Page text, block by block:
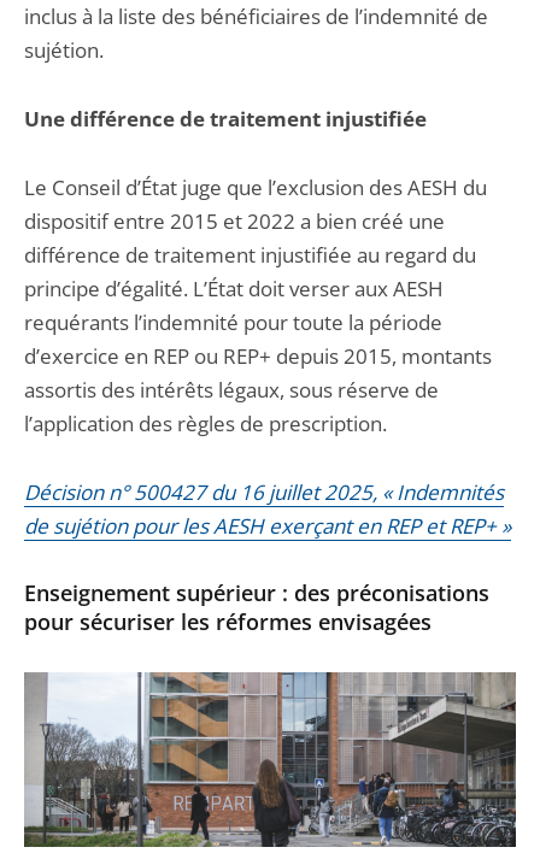
inclus à la liste des bénéficiaires de l’indemnité de
sujétion.
Une différence de traitement injustifiée
Le Conseil d’État juge que l’exclusion des AESH du
dispositif entre 2015 et 2022 a bien créé une
différence de traitement injustifiée au regard du
principe d’égalité. L’État doit verser aux AESH
requérants l’indemnité pour toute la période
d’exercice en REP ou REP+ depuis 2015, montants
assortis des intérêts légaux, sous réserve de
l’application des règles de prescription.
Décision n° 500427 du 16 juillet 2025, « Indemnités
de sujétion pour les AESH exerçant en REP et REP+ »
Enseignement supérieur : des préconisations
pour sécuriser les réformes envisagées